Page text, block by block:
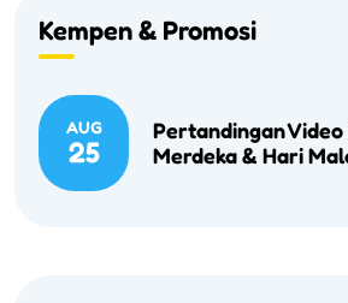
Kempen & Promosi
AUG
25
Pertandingan
Merdeka & Hari